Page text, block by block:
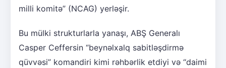
milli komitə” (NCAG) yerləşir.
Bu mülki strukturlarla yanaşı, ABŞ Generalı
Casper Ceffersin “beynəlxalq sabitləşdirmə
qüvvəsi” komandiri kimi rəhbərlik etdiyi və “daimi